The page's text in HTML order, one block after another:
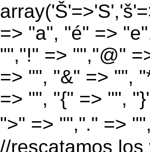
=> "a", "é" =>
"","!" => "","@"
=> "", "&" => "",
=> "", "{" => "",
">" => "","." =>
//rescatamos